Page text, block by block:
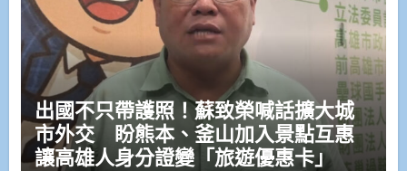
出國不只帶護照！蘇致榮喊話擴大城
市外交 盼熊本、釜山加入景點互惠
讓高雄人身分證變「旅遊優惠卡」